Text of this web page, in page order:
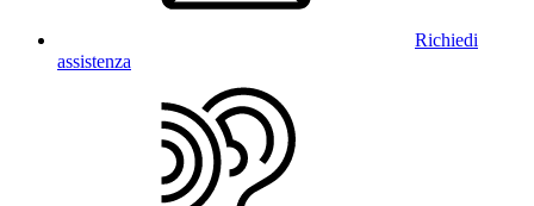
Richiedi
assistenza